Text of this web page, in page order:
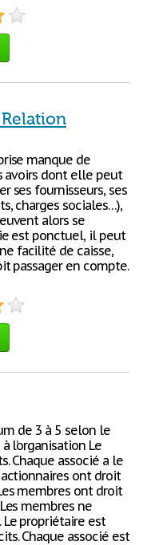
manque de
avoirs dont elle peut
ses fournisseurs, ses
charges sociales…),
alors se
est ponctuel, il peut
facilité de caisse,
passager en compte.
de 3 à 5 selon le
l’organisation Le
Chaque associé a le
ont droit
membres ont droit
membres ne
propriétaire est
Chaque associé est